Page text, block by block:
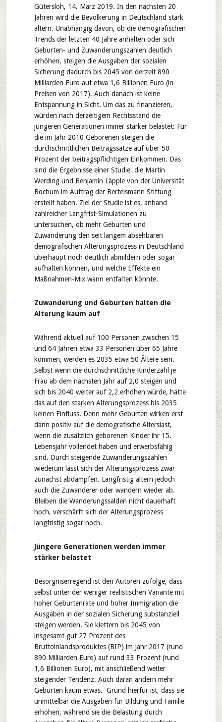
Gütersloh, 14. März 2019. In den nächsten 20
Jahren wird die Bevölkerung in Deutschland stark
altern. Unabhängig davon, ob die demografischen
Trends der letzten 40 Jahre anhalten oder sich
Geburten- und Zuwanderungszahlen deutlich
erhöhen, steigen die Ausgaben der sozialen
Sicherung dadurch bis 2045 von derzeit 890
Milliarden Euro auf etwa 1,6 Billionen Euro (in
Preisen von 2017). Auch danach ist keine
Entspannung in Sicht. Um das zu finanzieren,
würden nach derzeitigem Rechtsstand die
jüngeren Generationen immer stärker belastet: Für
die im Jahr 2010 Geborenen steigen die
durchschnittlichen Beitragssätze auf über 50
Prozent der beitragspflichtigen Einkommen. Das
sind die Ergebnisse einer Studie, die Martin
Werding und Benjamin Läpple von der Universität
Bochum im Auftrag der Bertelsmann Stiftung
erstellt haben. Ziel der Studie ist es, anhand
zahlreicher Langfrist-Simulationen zu
untersuchen, ob mehr Geburten und
Zuwanderung den seit langem absehbaren
demografischen Alterungsprozess in Deutschland
überhaupt noch deutlich abmildern oder sogar
aufhalten können, und welche Effekte ein
Maßnahmen-Mix wann entfalten könnte.
Zuwanderung und Geburten halten die
Alterung kaum auf
Während aktuell auf 100 Personen zwischen 15
und 64 Jahren etwa 33 Personen über 65 Jahre
kommen, werden es 2035 etwa 50 Ältere sein.
Selbst wenn die durchschnittliche Kinderzahl je
Frau ab dem nächsten Jahr auf 2,0 steigen und
sich bis 2040 weiter auf 2,2 erhöhen würde, hätte
das auf den starken Alterungsprozess bis 2035
keinen Einfluss. Denn mehr Geburten wirken erst
dann positiv auf die demografische Alterslast,
wenn die zusätzlich geborenen Kinder ihr 15.
Lebensjahr vollendet haben und erwerbsfähig
sind. Durch steigende Zuwanderungszahlen
wiederum lässt sich der Alterungsprozess zwar
zunächst abdämpfen. Langfristig altern jedoch
auch die Zuwanderer oder wandern wieder ab.
Bleiben die Wanderungssalden nicht dauerhaft
hoch, verschärft sich der Alterungsprozess
langfristig sogar noch.
Jüngere Generationen werden immer
stärker belastet
Besorgniserregend ist den Autoren zufolge, dass
selbst unter der weniger realistischen Variante mit
hoher Geburtenrate und hoher Immigration die
Ausgaben in der sozialen Sicherung substanziell
steigen werden. Sie klettern bis 2045 von
insgesamt gut 27 Prozent des
Bruttoinlandsproduktes (BIP) im Jahr 2017 (rund
890 Milliarden Euro) auf rund 33 Prozent (rund
1,6 Billionen Euro), mit anschließend weiter
steigender Tendenz. Auch daran ändern mehr
Geburten kaum etwas. Grund hierfür ist, dass sie
unmittelbar die Ausgaben für Bildung und Familie
erhöhen, während sie die Belastung durch